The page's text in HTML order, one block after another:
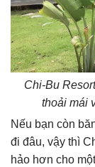
Chi-Bu
thoải mái
Nếu bạn còn
đi đâu, vậy thì
hảo hơn cho